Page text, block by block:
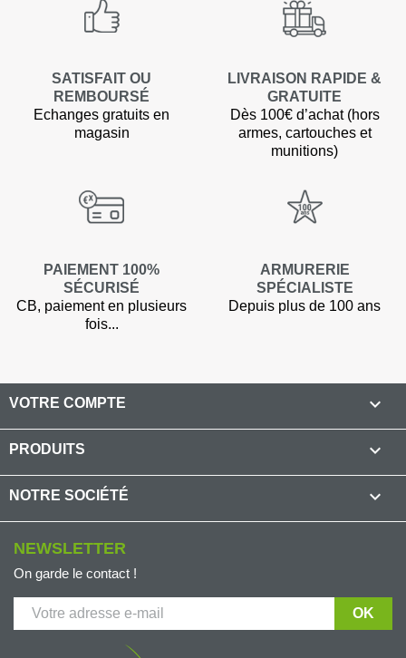
SATISFAIT OU
REMBOURSÉ
Echanges gratuits en
magasin
LIVRAISON RAPIDE &
GRATUITE
Dès 100€ d’achat (hors
armes, cartouches et
munitions)
PAIEMENT 100%
SÉCURISÉ
CB, paiement en plusieurs
fois...
ARMURERIE
SPÉCIALISTE
Depuis plus de 100 ans
VOTRE COMPTE 
PRODUITS 
NOTRE SOCIÉTÉ 
NEWSLETTER
On garde le contact !